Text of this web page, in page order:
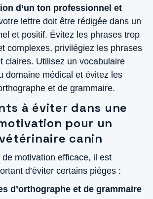
d’un ton professionnel et
lettre doit être rédigée dans un
et positif. Évitez les phrases trop
complexes, privilégiez les phrases
claires. Utilisez un vocabulaire
domaine médical et évitez les
et de grammaire.
à éviter dans une
pour un
canin
motivation efficace, il est
d’éviter certains pièges :
d’orthographe et de grammaire